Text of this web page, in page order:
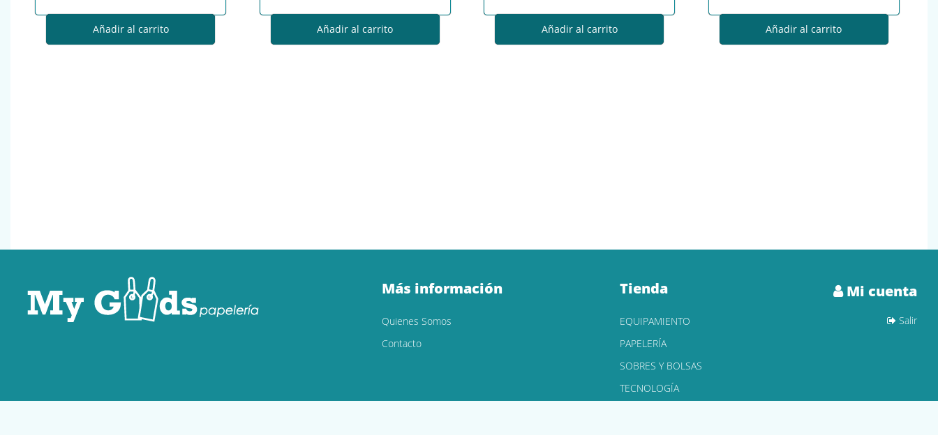
Añadir al carrito Añadir al carrito Añadir al carrito Añadir al carrito
Más información
Quienes Somos
Contacto
Tienda
EQUIPAMIENTO
PAPELERÍA
SOBRES Y BOLSAS
TECNOLOGÍA
Mi cuenta
Salir